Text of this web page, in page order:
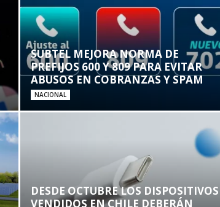
SUBTEL MEJORA NORMA DE
PREFIJOS 600 Y 809 PARA EVITAR
ABUSOS EN COBRANZAS Y SPAM
NACIONAL
DESDE OCTUBRE LOS DISPOSITIVOS
VENDIDOS EN CHILE DEBERÁN